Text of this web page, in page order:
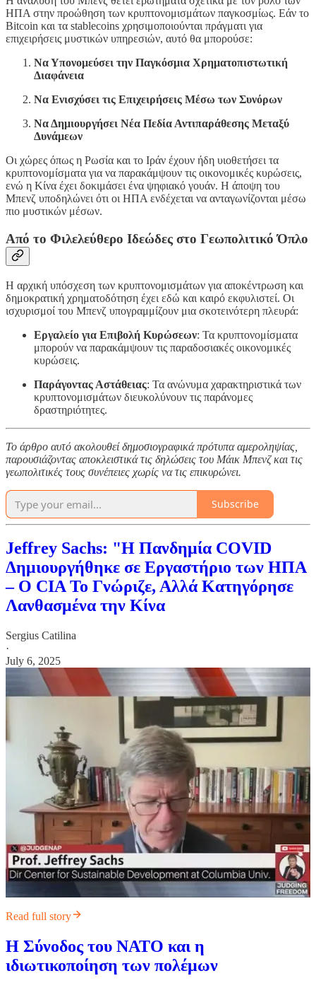
ΗΠΑ στην προώθηση των κρυπτονομισμάτων παγκοσμίως. Εάν το
Bitcoin και τα stablecoins χρησιμοποιούνται πράγματι για
επιχειρήσεις μυστικών υπηρεσιών, αυτό θα μπορούσε:
Να Υπονομεύσει την Παγκόσμια Χρηματοπιστωτική
Διαφάνεια
Να Ενισχύσει τις Επιχειρήσεις Μέσω των Συνόρων
Να Δημιουργήσει Νέα Πεδία Αντιπαράθεσης Μεταξύ
Δυνάμεων
Οι χώρες όπως η Ρωσία και το Ιράν έχουν ήδη υιοθετήσει τα
κρυπτονομίσματα για να παρακάμψουν τις οικονομικές κυρώσεις,
ενώ η Κίνα έχει δοκιμάσει ένα ψηφιακό γουάν. Η άποψη του
Μπενζ υποδηλώνει ότι οι ΗΠΑ ενδέχεται να ανταγωνίζονται μέσω
πιο μυστικών μέσων.
Από το Φιλελεύθερο Ιδεώδες στο Γεωπολιτικό Όπλο
Η αρχική υπόσχεση των κρυπτονομισμάτων για αποκέντρωση και
δημοκρατική χρηματοδότηση έχει εδώ και καιρό εκφυλιστεί. Οι
ισχυρισμοί του Μπενζ υπογραμμίζουν μια σκοτεινότερη πλευρά:
Εργαλείο για Επιβολή Κυρώσεων: Τα κρυπτονομίσματα
μπορούν να παρακάμψουν τις παραδοσιακές οικονομικές
κυρώσεις.
Παράγοντας Αστάθειας: Τα ανώνυμα χαρακτηριστικά των
κρυπτονομισμάτων διευκολύνουν τις παράνομες
δραστηριότητες.
Το άρθρο αυτό ακολουθεί δημοσιογραφικά πρότυπα αμεροληψίας,
παρουσιάζοντας αποκλειστικά τις δηλώσεις του Μάικ Μπενζ και τις
γεωπολιτικές τους συνέπειες χωρίς να τις επικυρώνει.
Subscribe
Jeffrey Sachs: "Η Πανδημία COVID
Δημιουργήθηκε σε Εργαστήριο των ΗΠΑ
– Ο CIA Το Γνώριζε, Αλλά Κατηγόρησε
Λανθασμένα την Κίνα
Sergius Catilina
·
July 6, 2025
Read full story
Η Σύνοδος του ΝΑΤΟ και η
ιδιωτικοποίηση των πολέμων